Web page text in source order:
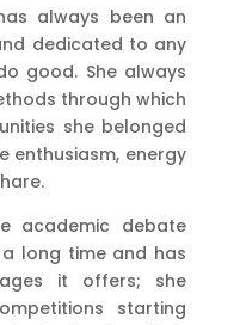
always been an
dedicated to any
good. She always
through which
she belonged
enthusiasm, energy
academic debate
long time and has
it offers; she
starting